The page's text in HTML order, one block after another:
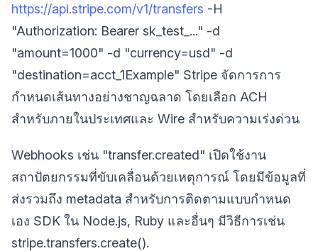
https://api.stripe.com/v1/transfers -H
"Authorization: Bearer sk_test_..." -d
"amount=1000" -d "currency=usd" -d
"destination=acct_1Example" Stripe จัดการการ
กำหนดเส้นทางอย่างชาญฉลาด โดยเลือก ACH
สำหรับภายในประเทศและ Wire สำหรับความเร่งด่วน
Webhooks เช่น "transfer.created" เปิดใช้งาน
สถาปัตยกรรมที่ขับเคลื่อนด้วยเหตุการณ์ โดยมีข้อมูลที่
ส่งรวมถึง metadata สำหรับการติดตามแบบกำหนด
เอง SDK ใน Node.js, Ruby และอื่นๆ มีวิธีการเช่น
stripe.transfers.create().